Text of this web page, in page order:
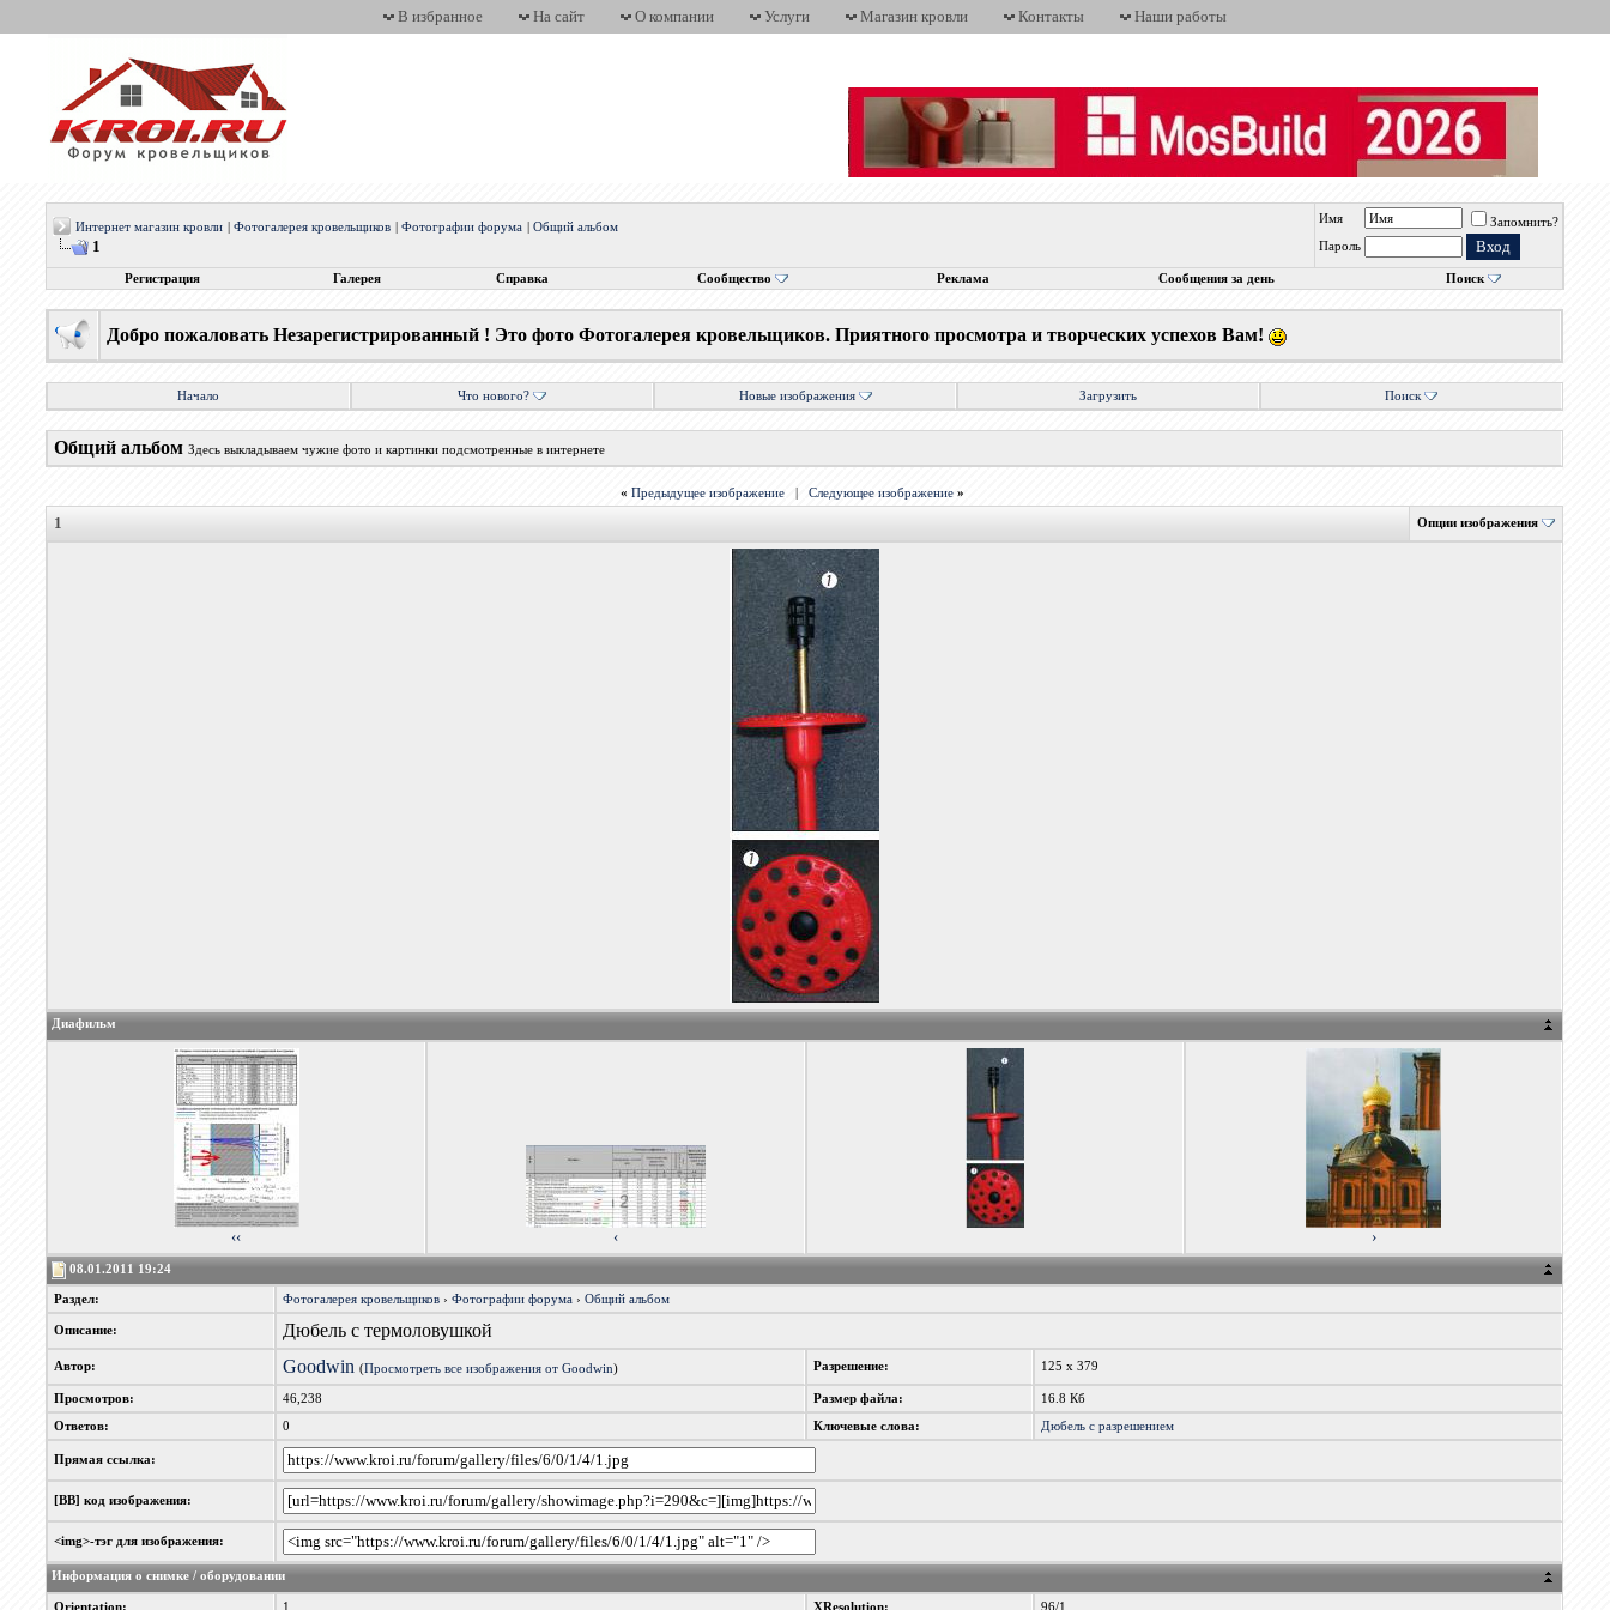
В избранное На сайт О компании Услуги Магазин кровли Контакты Наши работы
Интернет магазин кровли |Фотогалерея кровельщиков |Фотографии форума |Общий альбом
1
Имя
Запомнить?
Пароль
Регистрация Галерея Справка Сообщество Реклама Сообщения за день Поиск
Добро пожаловать Незарегистрированный ! Это фото Фотогалерея кровельщиков. Приятного просмотра и творческих успехов Вам!
Начало Что нового? Новые изображения Загрузить Поиск
Общий альбом Здесь выкладываем чужие фото и картинки подсмотренные в интернете
« Предыдущее изображение |Следующее изображение »
1 Опции изображения
Диафильм
‹‹ ‹ ›
08.01.2011 19:24
Раздел: Фотогалерея кровельщиков ›Фотографии форума ›Общий альбом
Описание: Дюбель с термоловушкой
Автор: Goodwin (Просмотреть все изображения от Goodwin) Разрешение: 125 x 379
Просмотров: 46,238 Размер файла: 16.8 Кб
Ответов: 0 Ключевые слова: Дюбель с разрешением
Прямая ссылка:
[BB] код изображения:
<img>-тэг для изображения:
Информация о снимке / оборудовании
Orientation: 1 XResolution: 96/1